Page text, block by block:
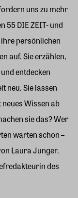
uns zu mehr
55 DIE ZEIT- und
persönlichen
auf. Sie erzählen,
entdecken
neu. Sie lassen
Wissen ab
sie das? Wer
warten schon –
Laura Junger.
des